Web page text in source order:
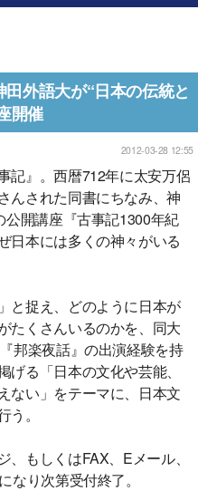
田外語大が“日本の伝統と
開催
2012-03-28 12:55
記』。西暦712年に太安万侶
んされた同書にちなみ、神
開講座『古事記1300年紀
日本には多くの神々がいる
と捉え、どのように日本が
たくさんいるのかを、同大
邦楽夜話』の出演経験を持
る「日本の文化や芸能、
ない」をテーマに、日本文
。
もしくはFAX、Eメール、
なり次第受付終了。